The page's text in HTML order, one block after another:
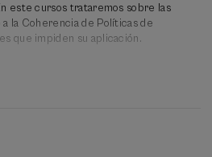
este cursos trataremos sobre las
la Coherencia de Políticas de
que impiden su aplicación.